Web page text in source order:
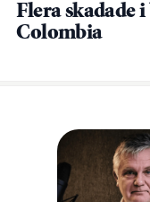
Flera skadade
Colombia